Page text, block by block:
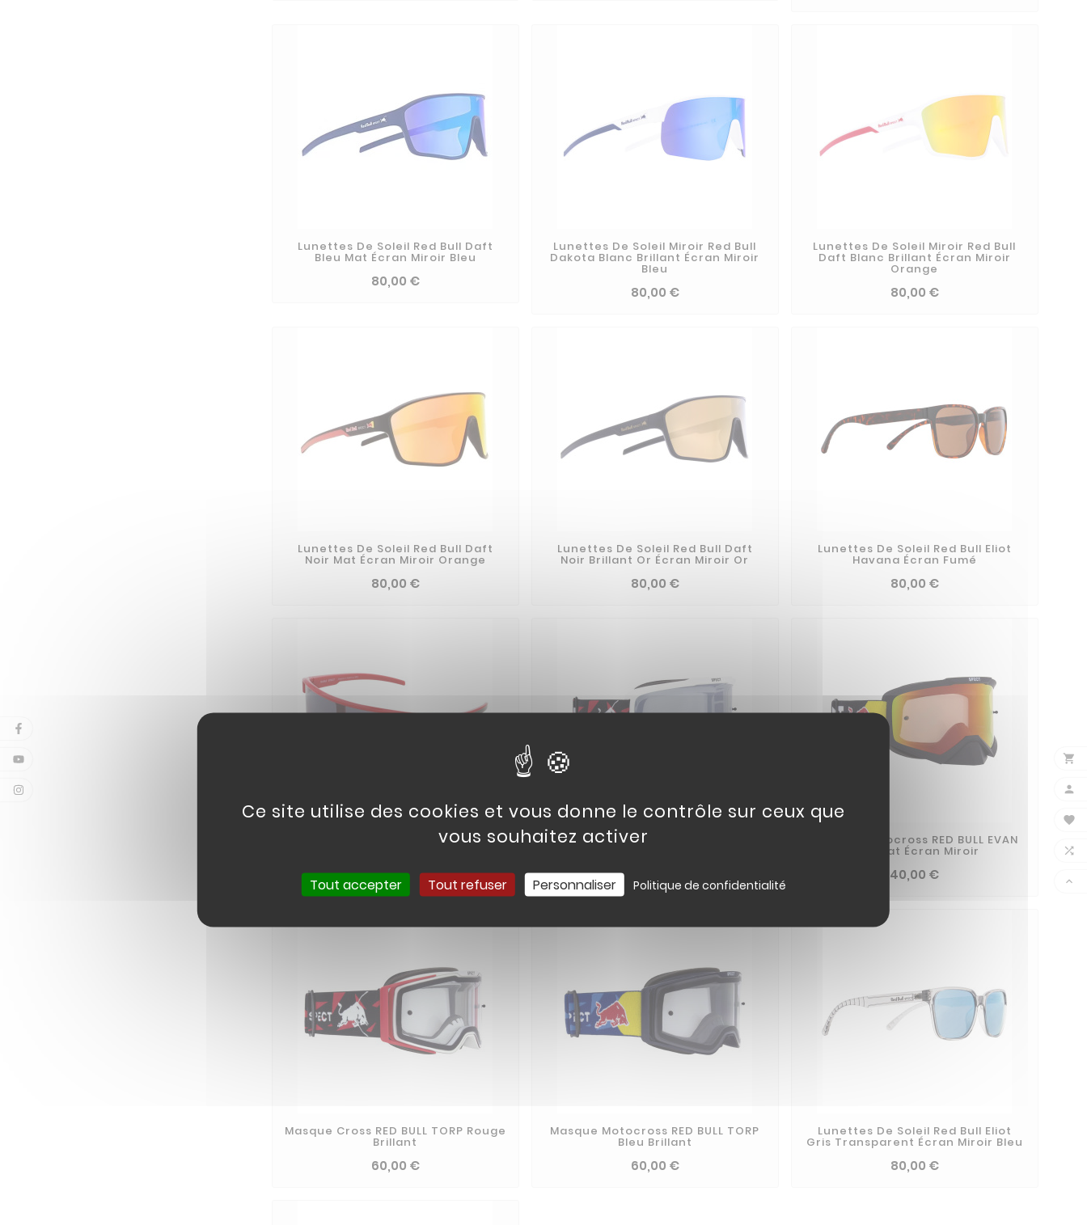
Lunettes De Soleil Red Bull Daft
Bleu Mat Écran Miroir Bleu
80,00 €
Lunettes De Soleil Miroir Red Bull
Dakota Blanc Brillant Écran Miroir
Bleu
80,00 €
Lunettes De Soleil Miroir Red Bull
Daft Blanc Brillant Écran Miroir
Orange
80,00 €
Lunettes De Soleil Red Bull Daft
Noir Mat Écran Miroir Orange
80,00 €
Lunettes De Soleil Red Bull Daft
Noir Brillant Or Écran Miroir Or
80,00 €
Lunettes De Soleil Red Bull Eliot
Havana Écran Fumé
80,00 €
Lunettes De Soleil Red Bull Dakota
80,00 €
Masque Cross RED BULL EVAN Blanc Masque Motocross RED BULL EVAN
Noir Mat Écran Miroir
40,00 €
Masque Cross RED BULL TORP Rouge
Brillant
60,00 €
Masque Motocross RED BULL TORP
Bleu Brillant
60,00 €
Lunettes De Soleil Red Bull Eliot
Gris Transparent Écran Miroir Bleu
80,00 €





Ce site utilise des cookies et vous donne le contrôle sur ceux que
vous souhaitez activer
Tout accepter Tout refuser Personnaliser Politique de confidentialité